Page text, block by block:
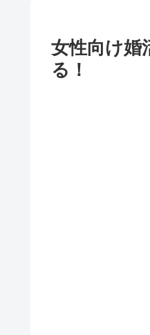
女性向け婚
る！